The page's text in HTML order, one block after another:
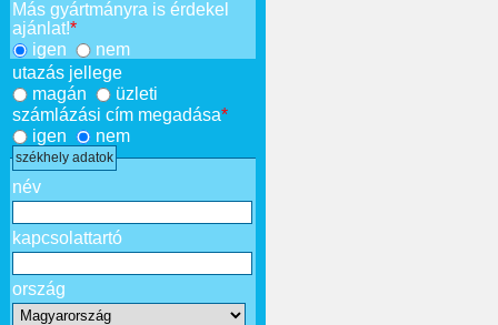
Más gyártmányra is érdekel
ajánlat!*
igen
nem
utazás jellege
magán
üzleti
számlázási cím megadása*
igen
nem
székhely adatok
név
kapcsolattartó
ország